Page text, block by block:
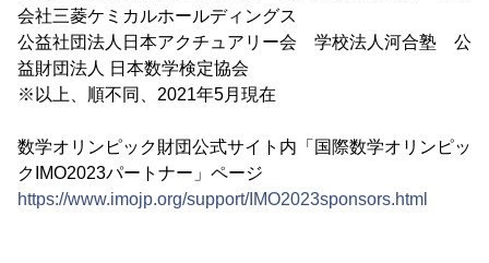
会社三菱ケミカルホールディングス
公益社団法人日本アクチュアリー会 学校法人河合塾 公
益財団法人 日本数学検定協会
※以上、順不同、2021年5月現在
数学オリンピック財団公式サイト内「国際数学オリンピッ
クIMO2023パートナー」ページ
https://www.imojp.org/support/IMO2023sponsors.html